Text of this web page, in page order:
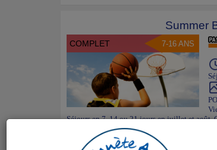
Summer
COMPLET 7-16 ANS
Séjours en 7, 14 ou 21 jours en juillet et août.
basket. Entrainements, matchs, concours ou
2.15.1.0 2.15.1.0